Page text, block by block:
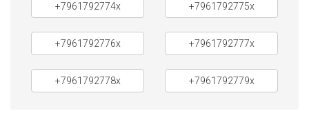
+7961792774x +7961792775x
+7961792776x +7961792777x
+7961792778x +7961792779x